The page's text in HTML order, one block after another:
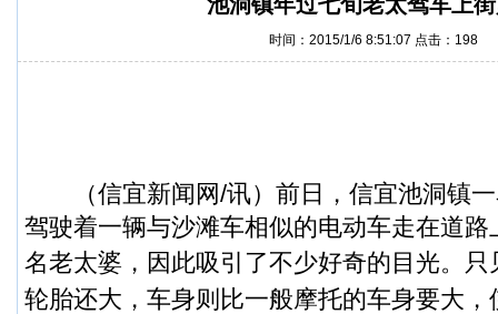
时间：2015/1/6 8:51:07 点击： 198
（信宜新闻 网/讯）前日，信宜池洞镇
驾驶着一辆与沙滩车相似的电动车走在道
名老太婆，因此吸引了不少好奇的目光。 只
轮胎还大，车身则比一般摩托的车身要大